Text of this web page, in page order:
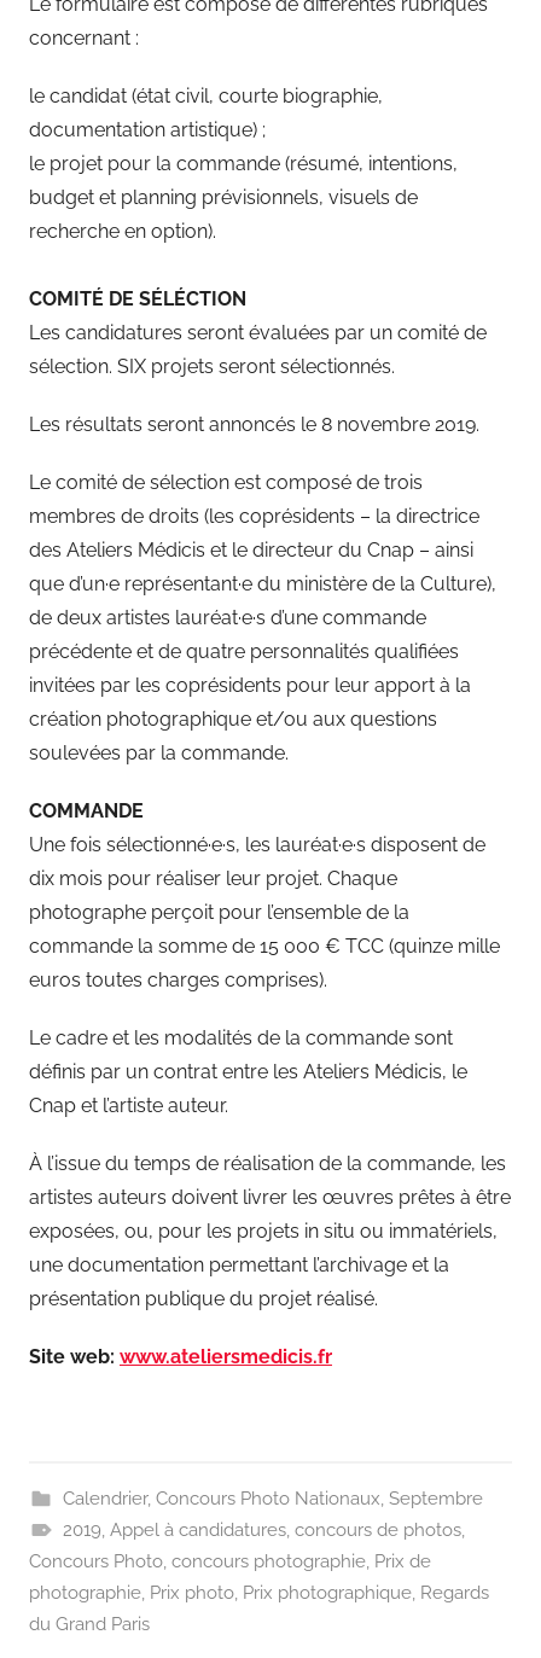
concernant :
le candidat (état civil, courte biographie,
documentation artistique) ;
le projet pour la commande (résumé, intentions,
budget et planning prévisionnels, visuels de
recherche en option).
COMITÉ DE SÉLÉCTION
Les candidatures seront évaluées par un comité de
sélection. SIX projets seront sélectionnés.
Les résultats seront annoncés le 8 novembre 2019.
Le comité de sélection est composé de trois
membres de droits (les coprésidents – la directrice
des Ateliers Médicis et le directeur du Cnap – ainsi
que d’un·e représentant·e du ministère de la Culture),
de deux artistes lauréat·e·s d’une commande
précédente et de quatre personnalités qualifiées
invitées par les coprésidents pour leur apport à la
création photographique et/ou aux questions
soulevées par la commande.
COMMANDE
Une fois sélectionné·e·s, les lauréat·e·s disposent de
dix mois pour réaliser leur projet. Chaque
photographe perçoit pour l’ensemble de la
commande la somme de 15 000 € TCC (quinze mille
euros toutes charges comprises).
Le cadre et les modalités de la commande sont
définis par un contrat entre les Ateliers Médicis, le
Cnap et l’artiste auteur.
À l’issue du temps de réalisation de la commande, les
artistes auteurs doivent livrer les œuvres prêtes à être
exposées, ou, pour les projets in situ ou immatériels,
une documentation permettant l’archivage et la
présentation publique du projet réalisé.
Site web: www.ateliersmedicis.fr
Calendrier, Concours Photo Nationaux, Septembre
2019, Appel à candidatures, concours de photos,
Concours Photo, concours photographie, Prix de
photographie, Prix photo, Prix photographique, Regards
du Grand Paris